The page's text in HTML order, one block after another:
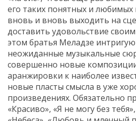
его таких понятных и любимых
вновь и вновь выходить на
доставить удовольствие
этом братья Меладзе
неожиданные музыкальные
совершенно новые
аранжировки к наиболее
новые пласты смысла в уже
произведениях. Обязательно
«Красиво», «Я не могу без